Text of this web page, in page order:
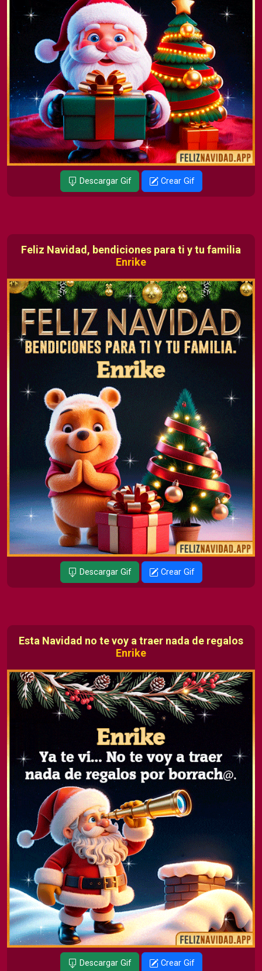
Descargar Gif Crear Gif
Feliz Navidad, bendiciones para ti y tu familia
Enrike
Descargar Gif Crear Gif
Esta Navidad no te voy a traer nada de regalos
Enrike
Descargar Gif Crear Gif